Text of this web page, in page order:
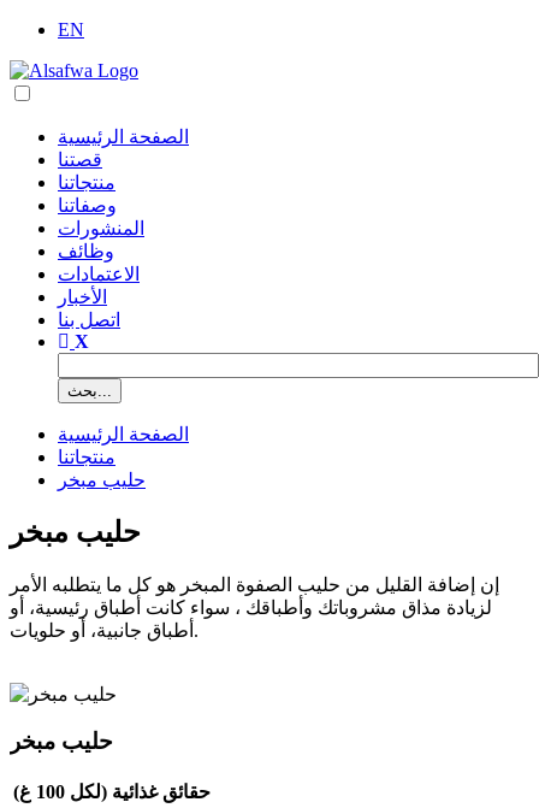
EN
الصفحة الرئيسية
قصتنا
منتجاتنا
وصفاتنا
المنشورات
وظائف
الاعتمادات
الأخبار
اتصل بنا
الصفحة الرئيسية
منتجاتنا
حليب مبخر
حليب مبخر
إن إضافة القليل من حليب الصفوة المبخر هو كل ما يتطلبه الأمر
لزيادة مذاق مشروباتك وأطباقك ، سواء كانت أطباق رئيسية، أو
أطباق جانبية، أو حلويات.
حليب مبخر
حقائق غذائية (لكل 100 غ)